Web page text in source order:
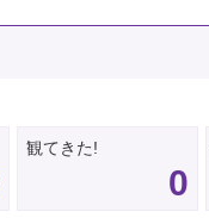
観てきた!
0